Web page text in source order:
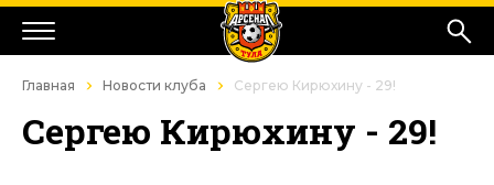
Главная Новости клуба Сергею Кирюхину - 29!
Сергею Кирюхину - 29!